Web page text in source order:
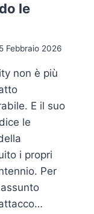
le
Febbraio 2026
non è più
E il suo
le
i propri
Per